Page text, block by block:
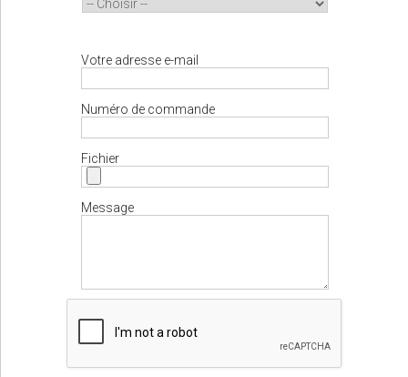
Votre adresse e-mail
Numéro de commande
Fichier
Message